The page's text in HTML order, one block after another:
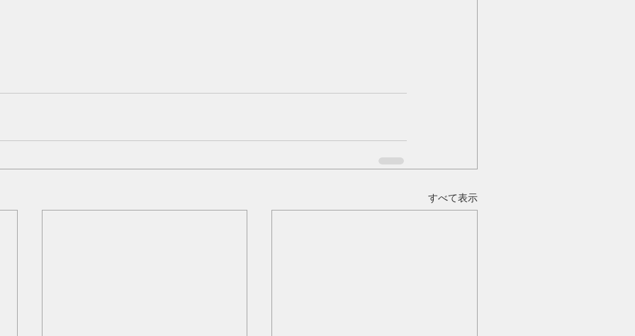
すべて表示